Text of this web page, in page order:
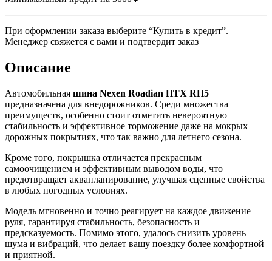
При оформлении заказа выберите “Купить в кредит”.
Менеджер свяжется с вами и подтвердит заказ
Описание
Автомобильная шина Nexen Roadian HTX RH5
предназначена для внедорожников. Среди множества
преимуществ, особенно стоит отметить невероятную
стабильность и эффективное торможение даже на мокрых
дорожных покрытиях, что так важно для летнего сезона.
Кроме того, покрышка отличается прекрасным
самоочищением и эффективным выводом воды, что
предотвращает аквапланирование, улучшая сцепные свойства
в любых погодных условиях.
Модель мгновенно и точно реагирует на каждое движение
руля, гарантируя стабильность, безопасность и
предсказуемость. Помимо этого, удалось снизить уровень
шума и вибраций, что делает вашу поездку более комфортной
и приятной.